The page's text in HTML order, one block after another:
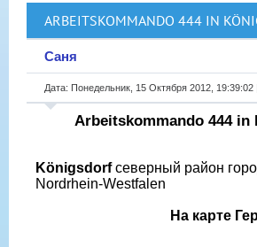
ARBEITSKOMMANDO 444 IN
Саня
Дата: Понедельник, 15 Октября 2012,
Arbeitskommando 444
Königsdorfсеверный район
Nordrhein-Westfalen
На карте